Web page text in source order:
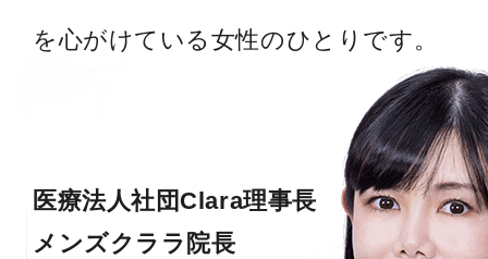
を心がけている女性のひとりです。
医療法人社団Clara理事長
メンズクララ院長